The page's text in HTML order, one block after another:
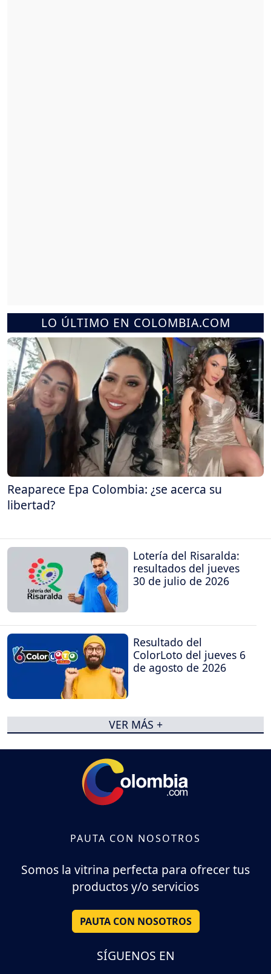
LO ÚLTIMO EN COLOMBIA.COM
Reaparece Epa Colombia: ¿se acerca su
libertad?
Lotería del Risaralda:
resultados del jueves
30 de julio de 2026
Resultado del
ColorLoto del jueves 6
de agosto de 2026
VER MÁS +
PAUTA CON NOSOTROS
Somos la vitrina perfecta para ofrecer tus
productos y/o servicios
PAUTA CON NOSOTROS
SÍGUENOS EN